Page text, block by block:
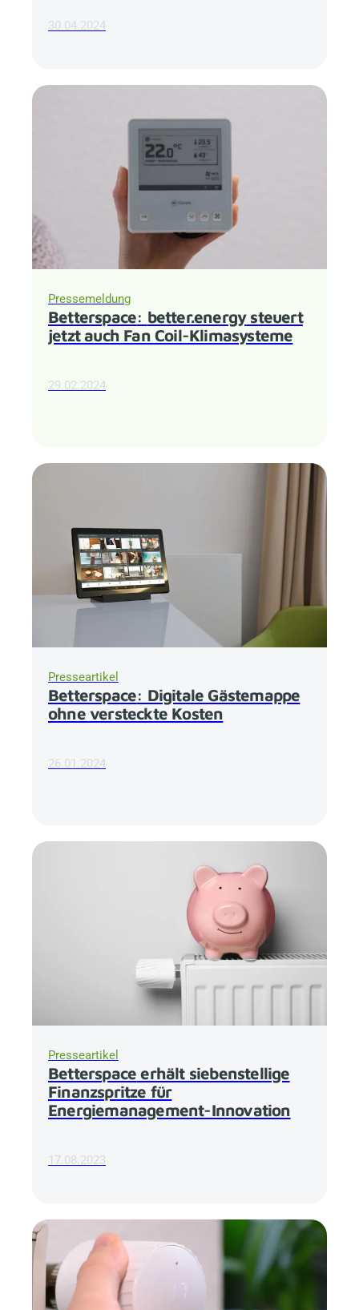
30.04.2024
Pressemeldung
Betterspace: better.energysteuert
jetzt auch Fan Coil-Klimasysteme
29.02.2024
Presseartikel
Betterspace: Digitale Gästemappe
ohne versteckte Kosten
26.01.2024
Presseartikel
Betterspace erhält siebenstellige
Finanzspritze für
Energiemanagement-Innovation
17.08.2023